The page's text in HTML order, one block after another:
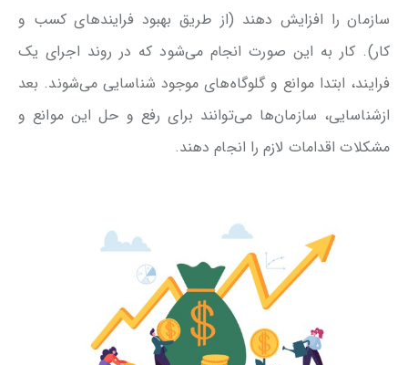
سازمان را افزایش دهند (از طریق بهبود فرایندهای کسب و
کار). کار به این صورت انجام می‌شود که در روند اجرای یک
فرایند، ابتدا موانع و گلوگاه‌های موجود شناسایی می‌شوند. بعد
ازشناسایی، سازمان‌ها می‌توانند برای رفع و حل این موانع و
مشکلات اقدامات لازم را انجام دهند.